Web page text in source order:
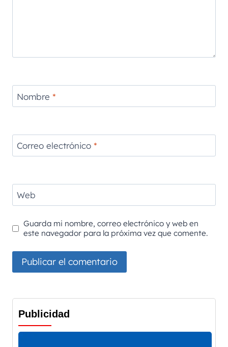
Nombre *
Correo electrónico *
Web
Guarda mi nombre, correo electrónico y web en
este navegador para la próxima vez que comente.
Publicidad